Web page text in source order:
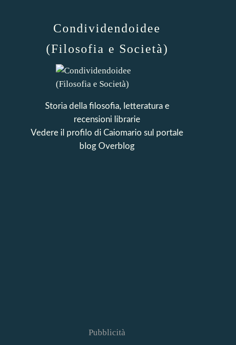
Condividendoidee
(Filosofia e Società)
Storia della filosofia, letteratura e
recensioni librarie
Vedere il profilo di Caiomario sul portale
blog Overblog
Pubblicità